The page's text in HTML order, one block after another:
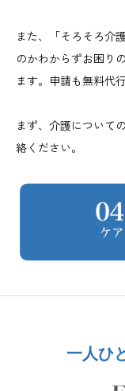
また、「そろそろ介
のかわからずお困り
ます。申請も無料代
まず、介護について
絡ください。
一人ひ